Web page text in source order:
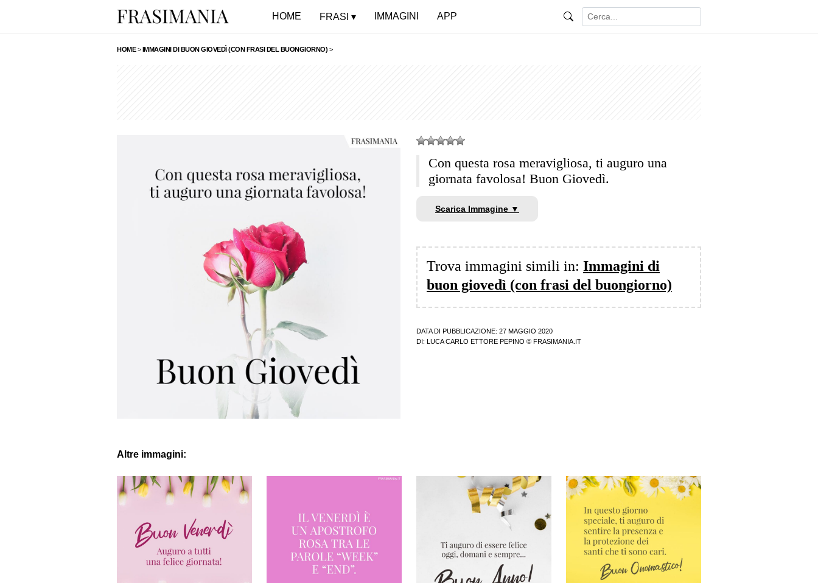
HOME FRASI IMMAGINI APP
HOME>IMMAGINI DI BUON GIOVEDÌ (CON FRASI DEL BUONGIORNO) >
Con questa rosa meravigliosa, ti auguro una
giornata favolosa! Buon Giovedì.
Scarica Immagine ▼
Trova immagini simili in: Immagini di
buon giovedì (con frasi del buongiorno)
DATA DI PUBBLICAZIONE: 27 MAGGIO 2020
DI:
LUCA CARLO ETTORE PEPINO © FRASIMANIA.IT
Altre immagini: